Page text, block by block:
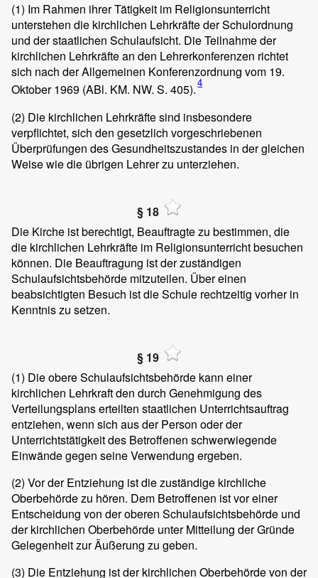
(1) Im Rahmen ihrer Tätigkeit im Religionsunterricht
unterstehen die kirchlichen Lehrkräfte der Schulordnung
und der staatlichen Schulaufsicht. Die Teilnahme der
kirchlichen Lehrkräfte an den Lehrerkonferenzen richtet
sich nach der Allgemeinen Konferenzordnung vom 19.
Oktober 1969 (ABl. KM. NW. S. 405).4
(2) Die kirchlichen Lehrkräfte sind insbesondere
verpflichtet, sich den gesetzlich vorgeschriebenen
Überprüfungen des Gesundheitszustandes in der gleichen
Weise wie die übrigen Lehrer zu unterziehen.
§ 18
Die Kirche ist berechtigt, Beauftragte zu bestimmen, die
die kirchlichen Lehrkräfte im Religionsunterricht besuchen
können. Die Beauftragung ist der zuständigen
Schulaufsichtsbehörde mitzuteilen. Über einen
beabsichtigten Besuch ist die Schule rechtzeitig vorher in
Kenntnis zu setzen.
§ 19
(1) Die obere Schulaufsichtsbehörde kann einer
kirchlichen Lehrkraft den durch Genehmigung des
Verteilungsplans erteilten staatlichen Unterrichtsauftrag
entziehen, wenn sich aus der Person oder der
Unterrichtstätigkeit des Betroffenen schwerwiegende
Einwände gegen seine Verwendung ergeben.
(2) Vor der Entziehung ist die zuständige kirchliche
Oberbehörde zu hören. Dem Betroffenen ist vor einer
Entscheidung von der oberen Schulaufsichtsbehörde und
der kirchlichen Oberbehörde unter Mitteilung der Gründe
Gelegenheit zur Äußerung zu geben.
(3) Die Entziehung ist der kirchlichen Oberbehörde von der